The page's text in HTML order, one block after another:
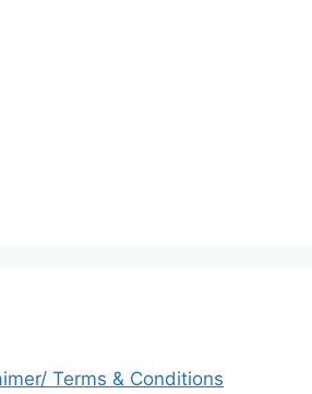
Terms & Conditions